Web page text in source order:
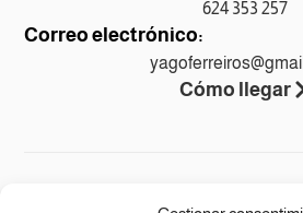
624 353 257
Correo electrónico:
Cómo llegar